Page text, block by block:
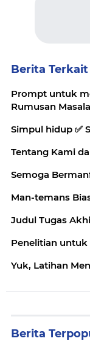
Berita Terkait
Prompt untuk
Rumusan
Simpul hidup ✅️
Tentang Kami
Semoga
Man-temans
Judul Tugas
Penelitian untuk
Yuk, Latihan
Berita